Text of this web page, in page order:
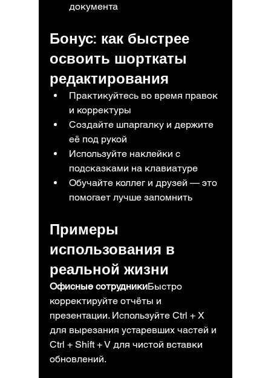
документа
Бонус: как быстрее
освоить шорткаты
редактирования
Практикуйтесь во время правок
и корректуры
Создайте шпаргалку и держите
её под рукой
Используйте наклейки с
подсказками на клавиатуре
Обучайте коллег и друзей — это
помогает лучше запомнить
Примеры
использования в
реальной жизни
Офисные сотрудникиБыстро
корректируйте отчёты и
презентации. Используйте Ctrl + X
для вырезания устаревших частей и
Ctrl + Shift + V для чистой вставки
обновлений.